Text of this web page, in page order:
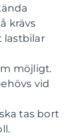
krävs
lastbilar
möjligt.
vid
tas bort